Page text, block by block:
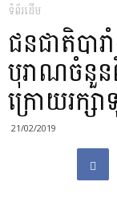
ទំព័រដើម
ជនជាតិបា
បុរាណចំនួនពី
ក្រោយរក្ស
21/02/2019